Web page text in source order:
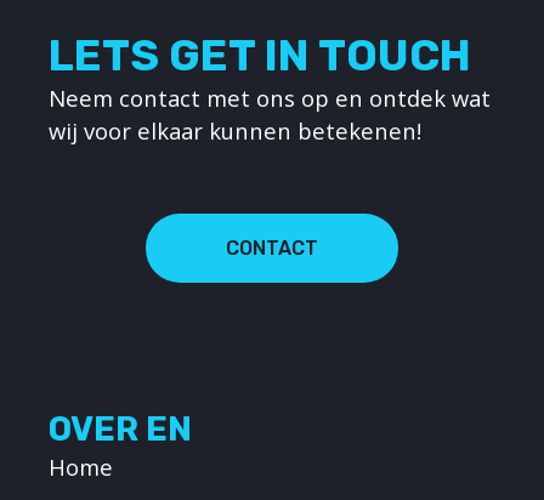
LETS GET IN TOUCH
Neem contact met ons op en ontdek wat
wij voor elkaar kunnen betekenen!
CONTACT
OVER EN
Home